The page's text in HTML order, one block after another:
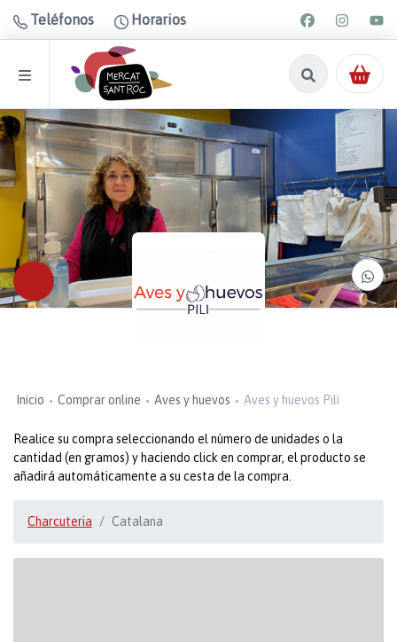
Teléfonos Horarios
Inicio Comprar online Aves y huevos Aves y huevos Pili
Realice su compra seleccionando el número de unidades o la
cantidad (en gramos) y haciendo click en comprar, el producto se
añadirá automáticamente a su cesta de la compra.
Charcuteria Catalana